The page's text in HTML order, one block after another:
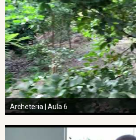
Archeteria | Aula 6